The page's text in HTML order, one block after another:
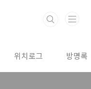
위치로그 방명록